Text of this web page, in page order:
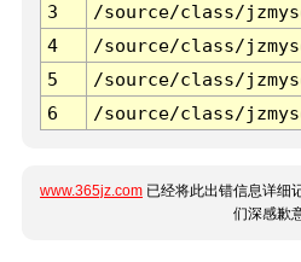
3 /source/class/
4
/source/class/
5
/source/class/
6
/source/class/
www.365jz.com 已经将此出错信息详细
们深感歉